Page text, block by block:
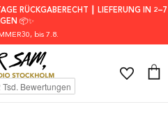
RÜCKGABERECHT ┃ LIEFERUNG IN 2–7
📦✨
, bis 7.8.